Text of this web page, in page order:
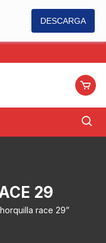
DESCARGA
29
race 29”